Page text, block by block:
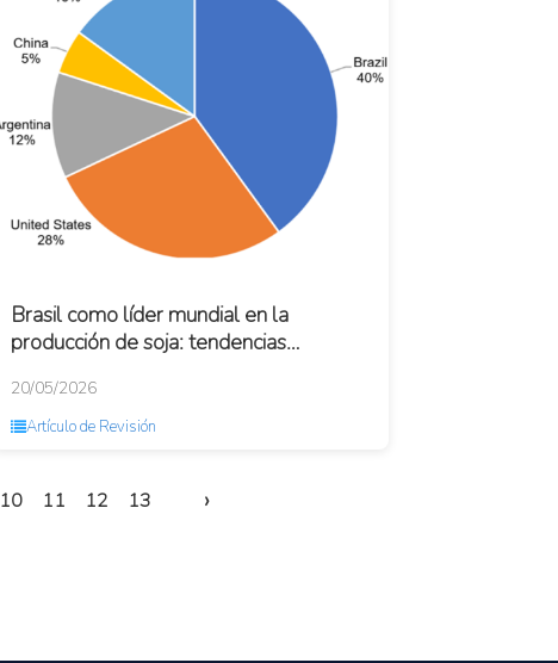
Brasil como líder mundial en la
producción de soja: tendencias
perspectivas futuras
20/05/2026
Artículo de Revisión
10 11 12 13 ›